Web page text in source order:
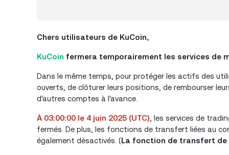
Chers utilisateurs de KuCoin,
KuCoin fermera temporairement les services de
Dans le même temps, pour protéger les actifs des
ouverts, de clôturer leurs positions, de rembourser
d'autres comptes à l'avance.
À 03:00:00 le 4 juin 2025 (UTC) , les services de
fermés. De plus, les fonctions de transfert liées au
également désactivés. (La fonction de transfert de